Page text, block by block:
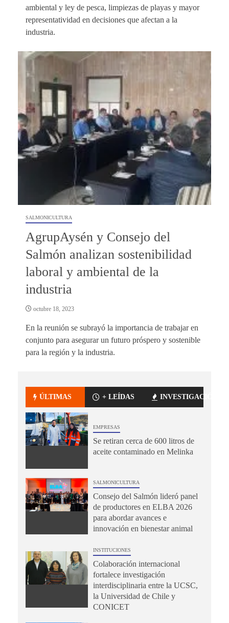
ambiental y ley de pesca, limpiezas de playas y mayor
representatividad en decisiones que afectan a la
industria.
SALMONICULTURA
AgrupAysén y Consejo del
Salmón analizan sostenibilidad
laboral y ambiental de la
industria
octubre 18, 2023
En la reunión se subrayó la importancia de trabajar en
conjunto para asegurar un futuro próspero y sostenible
para la región y la industria.
ÚLTIMAS + LEÍDAS INVESTIGACIÓN
EMPRESAS
Se retiran cerca de 600 litros de
aceite contaminado en Melinka
SALMONICULTURA
Consejo del Salmón lideró panel
de productores en ELBA 2026
para abordar avances e
innovación en bienestar animal
INSTITUCIONES
Colaboración internacional
fortalece investigación
interdisciplinaria entre la UCSC,
la Universidad de Chile y
CONICET